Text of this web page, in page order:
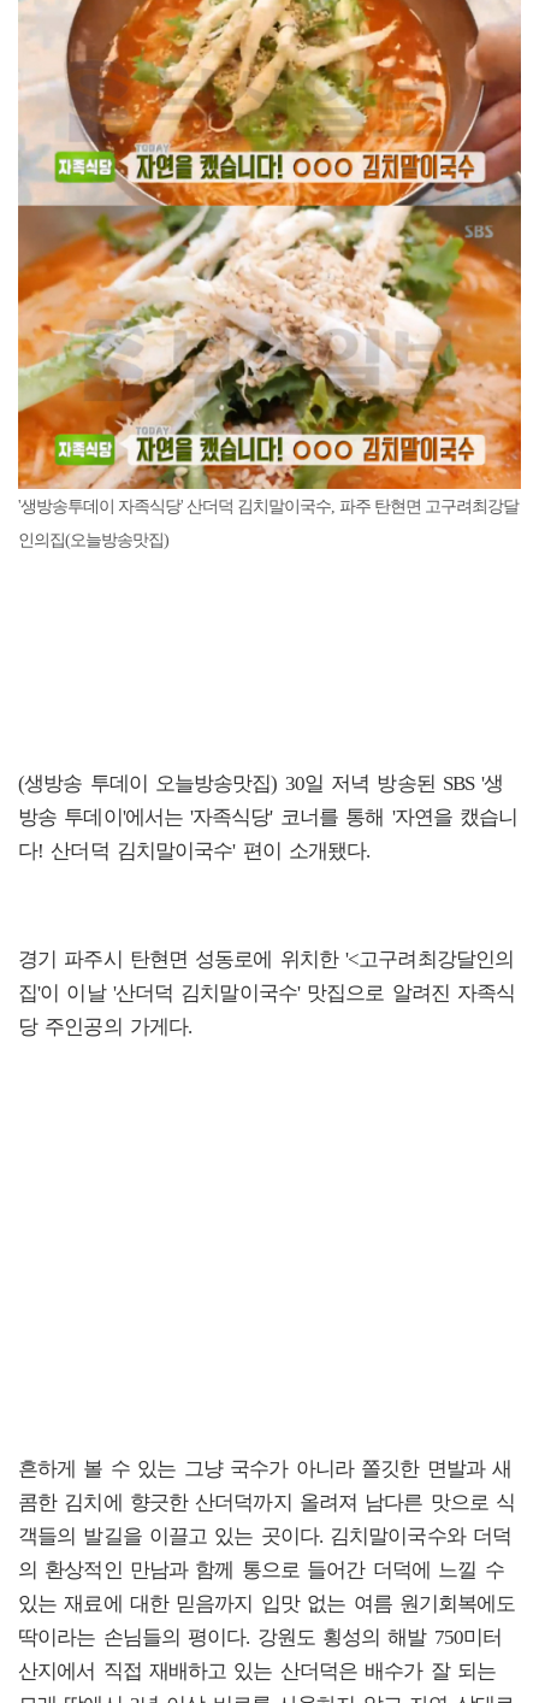
'생방송투데이 자족식당' 산더덕 김치말이국수, 파주 탄현면 고구려최강달
인의집(오늘방송맛집)
(생방송 투데이 오늘방송맛집) 30일 저녁 방송된 SBS '생
방송 투데이'에서는 '자족식당' 코너를 통해 '자연을 캤습니
다! 산더덕 김치말이국수' 편이 소개됐다.
경기 파주시 탄현면 성동로에 위치한 '<고구려최강달인의
집'이 이날 '산더덕 김치말이국수' 맛집으로 알려진 자족식
당 주인공의 가게다.
흔하게 볼 수 있는 그냥 국수가 아니라 쫄깃한 면발과 새
콤한 김치에 향긋한 산더덕까지 올려져 남다른 맛으로 식
객들의 발길을 이끌고 있는 곳이다. 김치말이국수와 더덕
의 환상적인 만남과 함께 통으로 들어간 더덕에 느낄 수
있는 재료에 대한 믿음까지 입맛 없는 여름 원기회복에도
딱이라는 손님들의 평이다. 강원도 횡성의 해발 750미터
산지에서 직접 재배하고 있는 산더덕은 배수가 잘 되는